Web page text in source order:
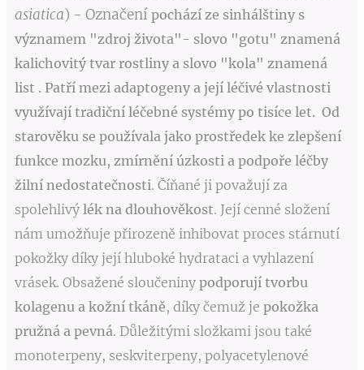
asiatica) - Označení pochází ze sinhálštiny s
významem "zdroj života" - slovo "gotu" znamená
kalichovitý tvar rostliny a slovo "kola" znamená
list . Patří mezi adaptogeny a její léčivé vlastnosti
využívají tradiční léčebné systémy po tisíce let. Od
starověku se používala jako prostředek ke zlepšení
funkce mozku, zmírnění úzkosti a podpoře léčby
žilní nedostatečnosti. Číňané ji považují za
spolehlivý lék na dlouhověkost. Její cenné složení
nám umožňuje přirozeně inhibovat proces stárnutí
pokožky díky její hluboké hydrataci a vyhlazení
vrásek. Obsažené sloučeniny podporují tvorbu
kolagenu a kožní tkáně, díky čemuž je pokožka
pružná a pevná. Důležitými složkami jsou také
monoterpeny, seskviterpeny, polyacetylenové